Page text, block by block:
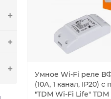
Умное Wi-Fi реле
(10А, 1 канал, IP20) с
"TDM Wi-Fi Life" TDM